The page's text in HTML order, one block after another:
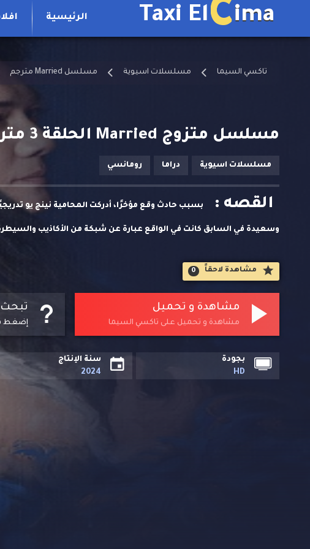
Taxi ElCima الرئيسية
تاكسي السيما مسلسلات اسيوية مسلسل Married مترجم
مسلسل متزوج Married الحلقة 3 مترجمة
مسلسلات اسيوية دراما رومانسي
القصه : بسبب حادث وقع مؤخرًا، أدركت المحامية نينج يو
وسعيدة في السابق كانت في الواقع عبارة عن شبكة من الأكاذيب
مشاهدة لاحقاََ 0
إضغط
مشاهدة و تحميل
مشاهدة و تحميل على تاكسي السيما
بجودة
HD
سنة الإنتاج
2024